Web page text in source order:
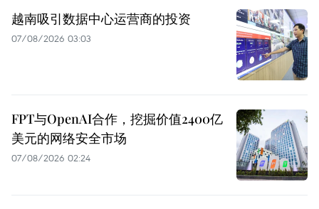
越南吸引数据中心运营商的投资
07/08/2026 03:03
FPT与OpenAI合作，挖掘价值2400亿
美元的网络安全市场
07/08/2026 02:24